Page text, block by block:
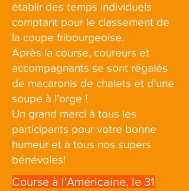
établir des temps individuels
comptant pour le classement de
la coupe fribourgeoise.
Après la course, coureurs et
accompagnants se sont régalés
de macaronis de chalets et d’une
soupe à l’orge !
Un grand merci à tous les
participants pour votre bonne
humeur et à tous nos supers
bénévoles!
Course à l'Américaine, le 31